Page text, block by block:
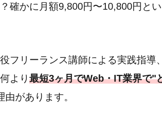
確かに月額9,800円〜10,800円と
フリーランス講師による実践指導
より 最短3ヶ月でWeb・IT業界で"
由があります。